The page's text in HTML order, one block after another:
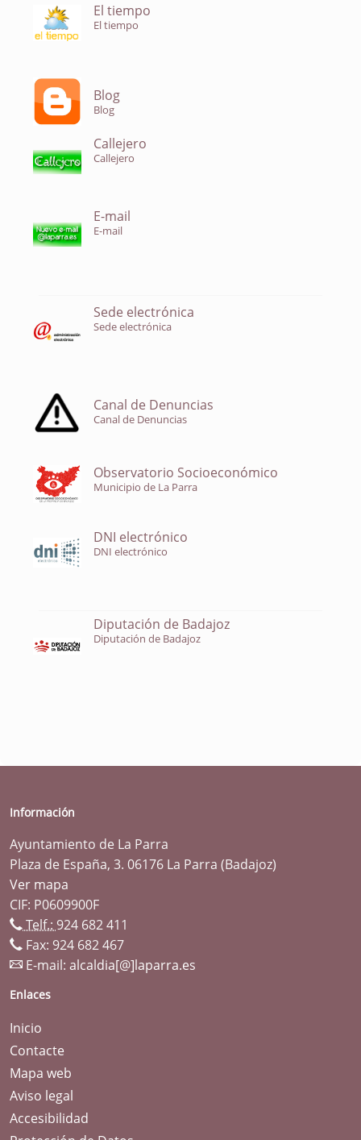
El tiempo
El tiempo
Blog
Blog
Callejero
Callejero
E-mail
E-mail
Sede electrónica
Sede electrónica
Canal de Denuncias
Canal de Denuncias
Observatorio Socioeconómico
Municipio de La Parra
DNI electrónico
DNI electrónico
Diputación de Badajoz
Diputación de Badajoz
Información
Ayuntamiento de La Parra
Plaza de España, 3. 06176 La Parra (Badajoz)
Ver mapa
CIF: P0609900F
Telf.: 924 682 411
Fax: 924 682 467
E-mail: alcaldia[@]laparra.es
Enlaces
Inicio
Contacte
Mapa web
Aviso legal
Accesibilidad